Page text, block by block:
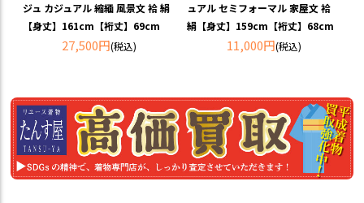
ジュ カジュアル 縮緬 風景文 袷 絹
【身丈】161cm【裄丈】69cm
27,500円(税込)
ュアル セミフォーマル 家屋文 袷
絹【身丈】159cm【裄丈】68cm
11,000円(税込)